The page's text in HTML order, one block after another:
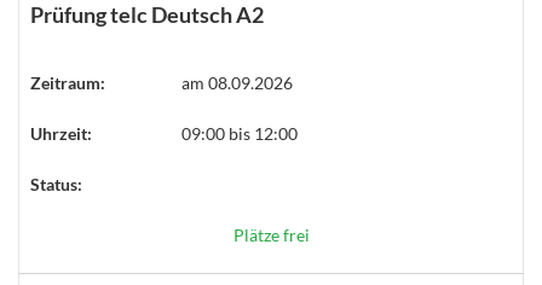
Prüfung telc Deutsch A2
Zeitraum: am 08.09.2026
Uhrzeit: 09:00 bis 12:00
Status:
Plätze frei